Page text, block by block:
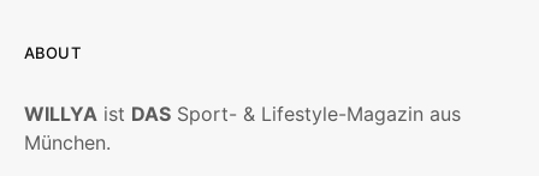
ABOUT
WILLYA ist DAS Sport- & Lifestyle-Magazin aus
München.